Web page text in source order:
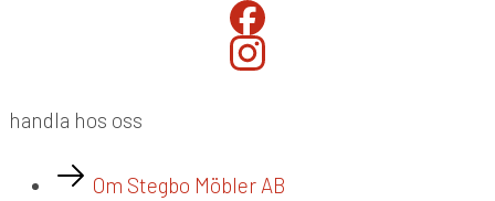
handla hos oss
Om Stegbo Möbler AB